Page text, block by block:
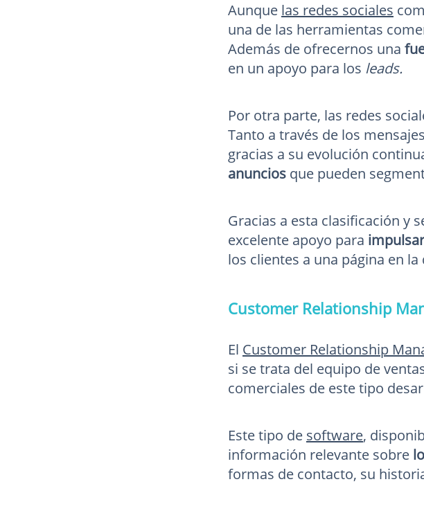
Aunque las redes sociales
una de las herramientas
Además de ofrecernos una
en un apoyo para los leads.
Por otra parte, las redes
Tanto a través de los
gracias a su evolución
anuncios que pueden
Gracias a esta clasificación y
excelente apoyo para
los clientes a una página en
Customer Relationship
El Customer Relationship
si se trata del equipo de
comerciales de este tipo
Este tipo de software,
información relevante sobre
formas de contacto, su